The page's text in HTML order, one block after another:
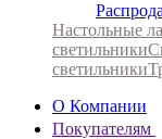
Настольные
светильники
светильники
О Компании
Покупателям